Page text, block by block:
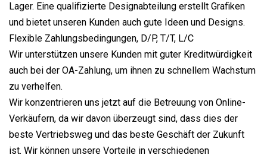
Lager. Eine qualifizierte Designabteilung erstellt Grafiken
und bietet unseren Kunden auch gute Ideen und Designs.
Flexible Zahlungsbedingungen, D/P, T/T, L/C
Wir unterstützen unsere Kunden mit guter Kreditwürdigkeit
auch bei der OA-Zahlung, um ihnen zu schnellem Wachstum
zu verhelfen.
Wir konzentrieren uns jetzt auf die Betreuung von Online-
Verkäufern, da wir davon überzeugt sind, dass dies der
beste Vertriebsweg und das beste Geschäft der Zukunft
ist. Wir können unsere Vorteile in verschiedenen